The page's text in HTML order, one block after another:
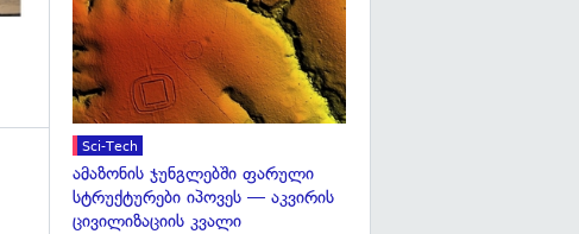
Sci-Tech
ამაზონის ჯუნგლებში ფარული
სტრუქტურები იპოვეს — აკვირის
ცივილიზაციის კვალი